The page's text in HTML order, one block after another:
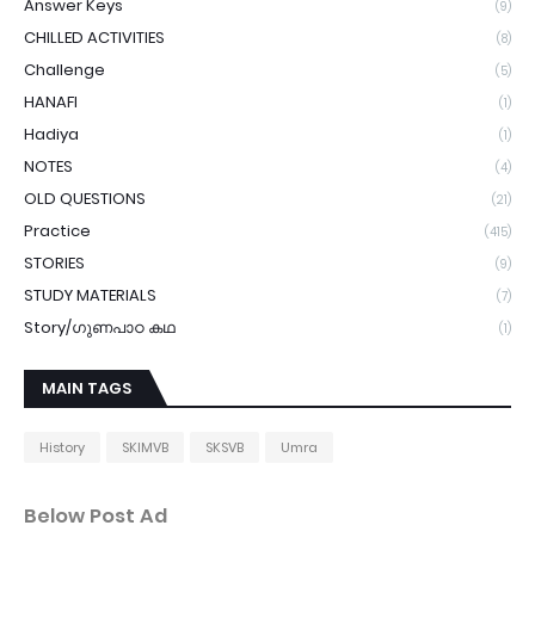
Answer Keys (9)
CHILLED ACTIVITIES (8)
Challenge (5)
HANAFI (1)
Hadiya (1)
NOTES (4)
OLD QUESTIONS (21)
Practice (415)
STORIES (9)
STUDY MATERIALS (7)
Story/ഗുണപാഠ കഥ (1)
MAIN TAGS
History SKIMVB SKSVB Umra
Below Post Ad